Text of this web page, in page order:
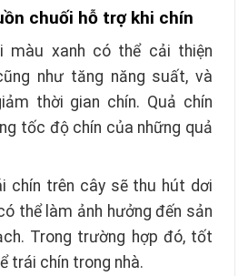
chuối hỗ trợ khi chín
màu xanh có thể cải thiện
như tăng năng suất, và
thời gian chín. Quả chín
tốc độ chín của những quả
chín trên cây sẽ thu hút dơi
thể làm ảnh hưởng đến sản
Trong trường hợp đó, tốt
trái chín trong nhà.